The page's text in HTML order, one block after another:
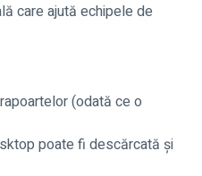
care ajută echipele de
(odată ce o
poate fi descărcată și